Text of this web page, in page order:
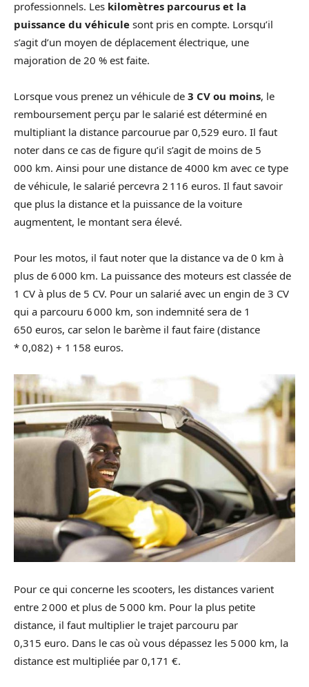
professionnels. Les kilomètres parcourus et la
puissance du véhicule sont pris en compte. Lorsqu’il
s’agit d’un moyen de déplacement électrique, une
majoration de 20 % est faite.
Lorsque vous prenez un véhicule de 3 CV ou moins, le
remboursement perçu par le salarié est déterminé en
multipliant la distance parcourue par 0,529 euro. Il faut
noter dans ce cas de figure qu’il s’agit de moins de 5
000 km. Ainsi pour une distance de 4000 km avec ce type
de véhicule, le salarié percevra 2 116 euros. Il faut savoir
que plus la distance et la puissance de la voiture
augmentent, le montant sera élevé.
Pour les motos, il faut noter que la distance va de 0 km à
plus de 6 000 km. La puissance des moteurs est classée de
1 CV à plus de 5 CV. Pour un salarié avec un engin de 3 CV
qui a parcouru 6 000 km, son indemnité sera de 1
650 euros, car selon le barème il faut faire (distance
* 0,082) + 1 158 euros.
Pour ce qui concerne les scooters, les distances varient
entre 2 000 et plus de 5 000 km. Pour la plus petite
distance, il faut multiplier le trajet parcouru par
0,315 euro. Dans le cas où vous dépassez les 5 000 km, la
distance est multipliée par 0,171 €.